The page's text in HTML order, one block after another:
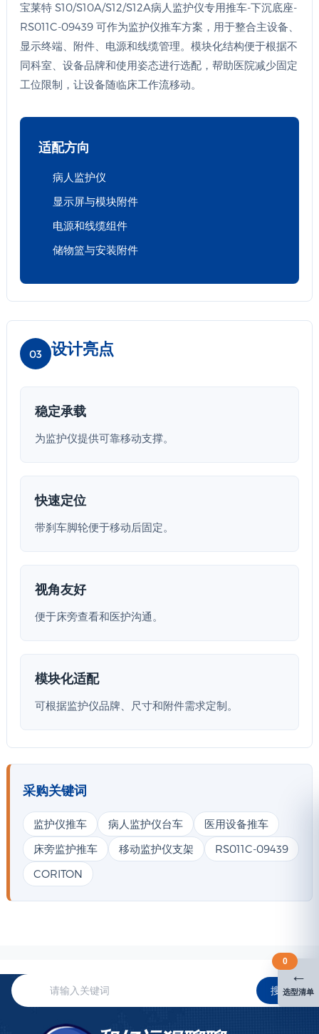
宝莱特 S10/S10A/S12/S12A病人监护仪专用推车-下沉底座-
RS011C-09439 可作为监护仪推车方案，用于整合主设备、
显示终端、附件、电源和线缆管理。模块化结构便于根据不
同科室、设备品牌和使用姿态进行选配，帮助医院减少固定
工位限制，让设备随临床工作流移动。
适配方向
病人监护仪
显示屏与模块附件
电源和线缆组件
储物篮与安装附件
03 设计亮点
稳定承载
为监护仪提供可靠移动支撑。
快速定位
带刹车脚轮便于移动后固定。
视角友好
便于床旁查看和医护沟通。
模块化适配
可根据监护仪品牌、尺寸和附件需求定制。
采购关键词
监护仪推车 病人监护仪台车
医用设备推车
床旁监护推车
移动监护仪支架
RS011C-09439
CORITON
搜索
←
选型清单
0